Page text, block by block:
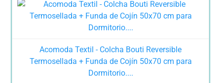
Acomoda Textil - Colcha Bouti Reversible
Termosellada + Funda de Cojín 50x70 cm para
Dormitorio....